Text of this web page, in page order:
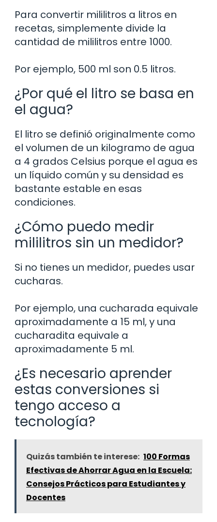
Para convertir mililitros a litros en
recetas, simplemente divide la
cantidad de mililitros entre 1000.
Por ejemplo, 500 ml son 0.5 litros.
¿Por qué el litro se basa en
el agua?
El litro se definió originalmente como
el volumen de un kilogramo de agua
a 4 grados Celsius porque el agua es
un líquido común y su densidad es
bastante estable en esas
condiciones.
¿Cómo puedo medir
mililitros sin un medidor?
Si no tienes un medidor, puedes usar
cucharas.
Por ejemplo, una cucharada equivale
aproximadamente a 15 ml, y una
cucharadita equivale a
aproximadamente 5 ml.
¿Es necesario aprender
estas conversiones si
tengo acceso a
tecnología?
Quizás también te interese: 100 Formas
Efectivas de Ahorrar Agua en la Escuela:
Consejos Prácticos para Estudiantes y
Docentes